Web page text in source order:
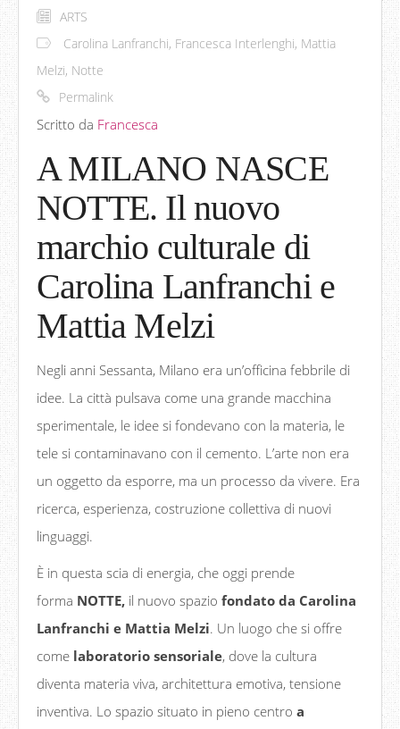
ARTS
Carolina Lanfranchi, Francesca Interlenghi, Mattia
Melzi, Notte
Permalink
Scritto da Francesca
A MILANO NASCE
NOTTE. Il nuovo
marchio culturale di
Carolina Lanfranchi e
Mattia Melzi
Negli anni Sessanta, Milano era un’officina febbrile di
idee. La città pulsava come una grande macchina
sperimentale, le idee si fondevano con la materia, le
tele si contaminavano con il cemento. L’arte non era
un oggetto da esporre, ma un processo da vivere. Era
ricerca, esperienza, costruzione collettiva di nuovi
linguaggi.
È in questa scia di energia, che oggi prende
forma NOTTE, il nuovo spazio fondato da Carolina
Lanfranchi e Mattia Melzi. Un luogo che si offre
come laboratorio sensoriale, dove la cultura
diventa materia viva, architettura emotiva, tensione
inventiva. Lo spazio situato in pieno centro a